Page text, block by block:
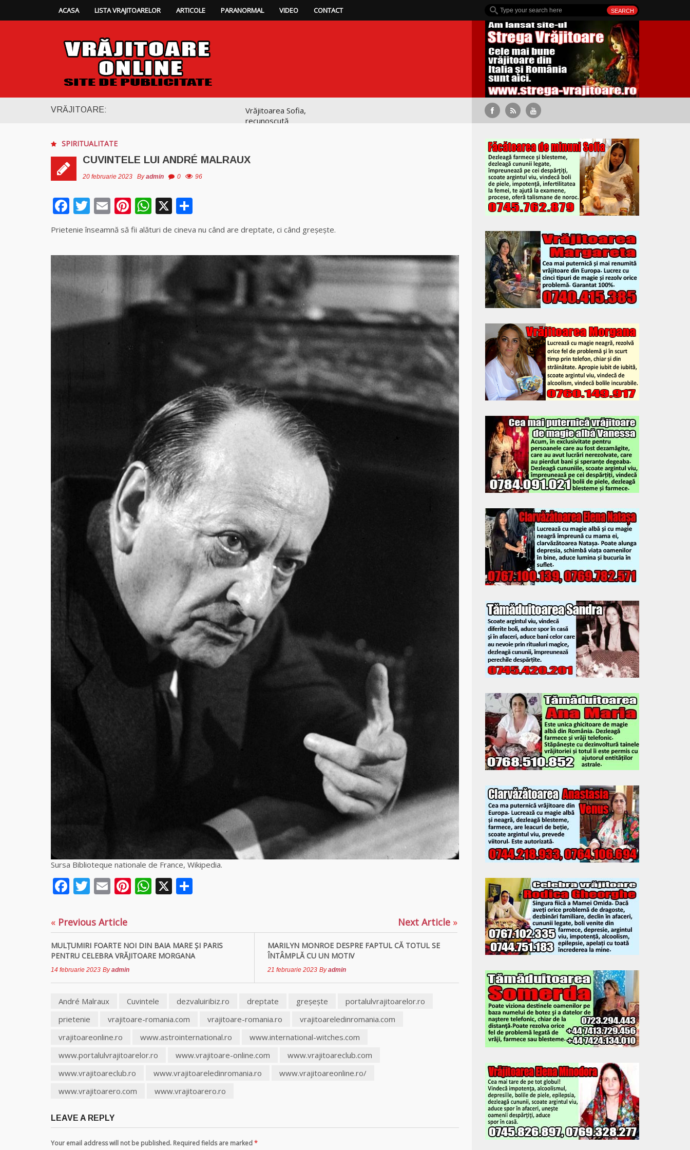
ACASA LISTA VRAJITOARELOR ARTICOLE PARANORMAL VIDEO CONTACT
VRĂJITOARE:
Vrăjitoarea Sofia,
recunoscută
prestigioase în
puternice leacuri
Celebra
vrăjitoare Rodica
Gheorghe,
singura fiică a
Mamei Omida
Celebra
tămăduitoare
vindecătoare de
farmece și
blesteme Sandra
Tămăduitoarea
Somerda
Cea mai
puternică
vrăjitoare de
magie albă și
neagră Vanessa
Clarvăzătoarea
Elena Natașa
Vrăjitoarea
Morgana,
maestra magiei
negre
Tămăduitoarea
Ana Maria
Vrăjitoarea Elena
Minodora a
revenit din
Ierusalim
SPIRITUALITATE
CUVINTELE LUI ANDRÉ MALRAUX
20 februarie 2023 Byadmin 0 96
Facebook
Twitter
EmailPinterest
WhatsApp
X
Prietenie înseamnă să fii alături de cineva nu când are dreptate, ci când greşește.
Sursa Biblioteque nationale de France, Wikipedia.
Facebook
Twitter
EmailPinterest
WhatsApp
X
« Previous Article
MULŢUMIRI FOARTE NOI DIN BAIA MARE ȘI PARIS
PENTRU CELEBRA VRĂJITOARE MORGANA
14 februarie 2023 Byadmin
Next Article »
MARILYN MONROE DESPRE FAPTUL CĂ TOTUL SE
ÎNTÂMPLĂ CU UN MOTIV
21 februarie 2023 Byadmin
André Malraux Cuvintele dezvaluiribiz.ro dreptate greşește
portalulvrajitoarelor.ro
prietenie
vrajitoare-romania.com vrajitoare-romania.ro
vrajitoareledinromania.com
vrajitoareonline.ro
www.astrointernational.ro
www.international-witches.com
www.portalulvrajitoarelor.ro
www.vrajitoare-online.com
www.vrajitoareclub.com
www.vrajitoareclub.ro
www.vrajitoareledinromania.ro
www.vrajitoareonline.ro/
www.vrajitoarero.com
www.vrajitoarero.ro
LEAVE A REPLY
Your email address will not be published. Required fields are marked*